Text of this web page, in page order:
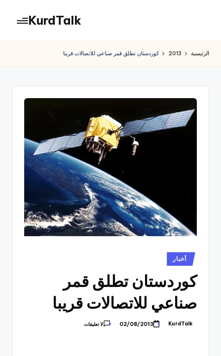
المحتوى
KurdTalk
اخبار
الرئيسية 2013 كوردستان تطلق قمر صناعي للاتصالات قريبا
نُشر
في
أخبار
كوردستان تطلق قمر
صناعي للاتصالات قريبا
تمّ
KurdTalk
02/08/2013 لا تعليقات